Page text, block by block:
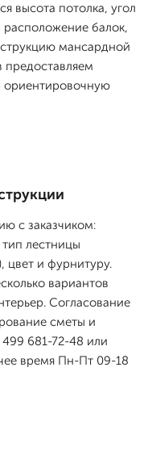
высота потолка, угол
балок,
мансардной
предоставляем
ориентировочную
с заказчиком:
лестницы
цвет и фурнитуру.
вариантов
Согласование
сметы и
681-72-48 или
время Пн-Пт 09-18